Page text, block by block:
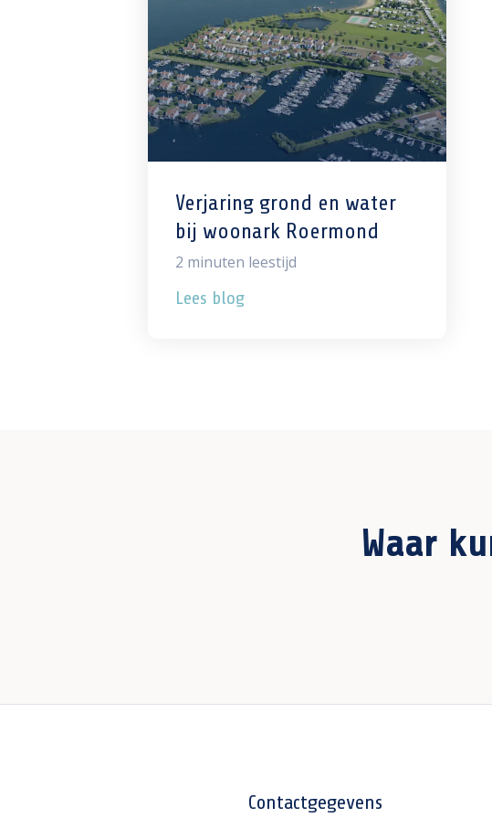
Verjaring grond en water
bij woonark Roermond
2 minuten leestijd
Lees blog
Waar
Contactgegevens